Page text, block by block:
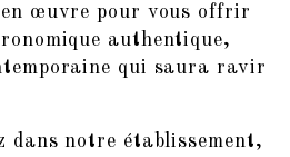
œuvre pour vous offrir
authentique,
qui saura ravir
dans notre établissement,